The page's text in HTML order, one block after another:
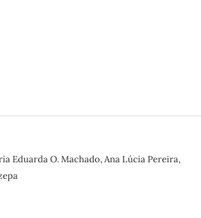
Eduarda O. Machado, Ana Lúcia Pereira,